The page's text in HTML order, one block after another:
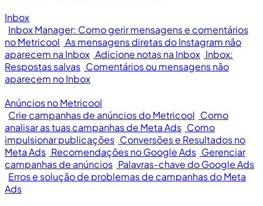
Inbox
Inbox Manager: Como gerir mensagens e comentários
no Metricool As mensagens diretas do Instagram não
aparecem na Inbox Adicione notas na Inbox Inbox:
Respostas salvas Comentários ou mensagens não
aparecem no Inbox
Anúncios no Metricool
Crie campanhas de anúncios do Metricool Como
analisar as tuas campanhas de Meta Ads Como
impulsionar publicações Conversões e Resultados no
Meta Ads Recomendações no Google Ads Gerenciar
campanhas de anúncios Palavras-chave do Google Ads
Erros e solução de problemas de campanhas do Meta
Ads